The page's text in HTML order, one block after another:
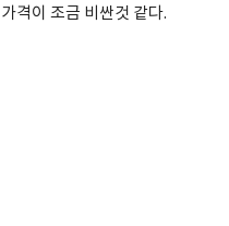
격이 조금 비싼것 같다.